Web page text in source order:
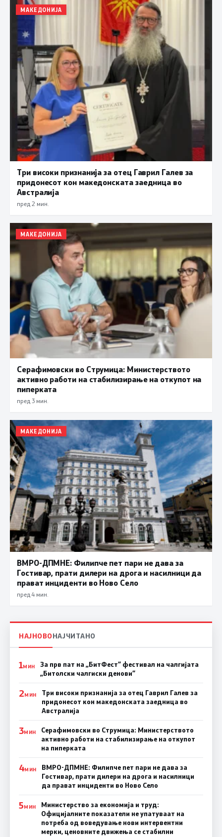
МАКЕДОНИЈА
Три високи признанија за отец Гаврил Галев за
придонесот кон македонската заедница во
Австралија
пред 2 мин.
МАКЕДОНИЈА
Серафимовски во Струмица: Министерството
активно работи на стабилизирање на откупот на
пиперката
пред 3 мин.
МАКЕДОНИЈА
ВМРО-ДПМНЕ: Филипче пет пари не дава за
Гостивар, прати дилери на дрога и насилници да
прават инциденти во Ново Село
пред 4 мин.
НАЈНОВОНАЈЧИТАНО
1МИН
За прв пат на „БитФест“ фестивал на чалгијата
„Битолски чалгиски денови“
2МИН
Три високи признанија за отец Гаврил Галев за
придонесот кон македонската заедница во
Австралија
3МИН
Серафимовски во Струмица: Министерството
активно работи на стабилизирање на откупот
на пиперката
4МИН
ВМРО-ДПМНЕ: Филипче пет пари не дава за
Гостивар, прати дилери на дрога и насилници
да прават инциденти во Ново Село
5МИН
Министерство за економија и труд:
Официјалните показатели не упатуваат на
потреба од воведување нови интервентни
мерки, ценовните движења се стабилни